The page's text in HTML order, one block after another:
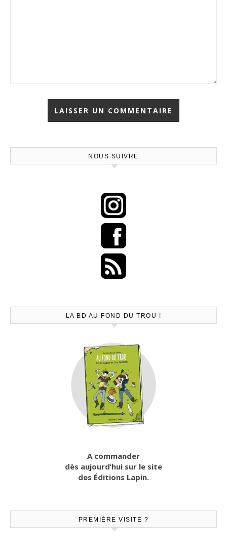
NOUS SUIVRE
LA BD AU FOND DU TROU !
A commander
dès aujourd’hui sur le site
des Éditions Lapin.
PREMIÈRE VISITE ?